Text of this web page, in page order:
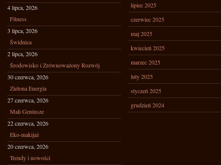
4 lipca, 2026
Fitness
3 lipca, 2026
Świdnica
2 lipca, 2026
Środowisko i Zrównoważony Rozwój
30 czerwca, 2026
Zielona Energia
27 czerwca, 2026
Mali Geniusze
22 czerwca, 2026
Eko-makijaż
20 czerwca, 2026
Trendy i nowości
lipiec 2025
czerwiec 2025
maj 2025
kwiecień 2025
marzec 2025
luty 2025
styczeń 2025
grudzień 2024